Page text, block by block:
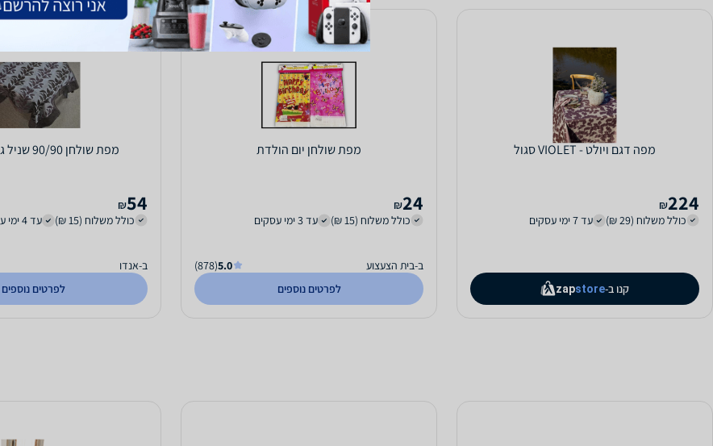
מפה דגם ויולט - VIOLET סגול
224
₪
כולל משלוח (29 ₪)
עד 7 ימי עסקים
קנו ב- zapstore
מפת שולחן יום הולדת
24
₪
כולל משלוח (15 ₪)
עד 3 ימי עסקים
ב-בית הצעצוע 5.0
(878)
לפרטים נוספים
מפת שולחן 90/90 שניל ג'קארד 205
54
₪
כולל משלוח (15 ₪)
עד 4 ימי עסקים
ב-אנדו
לפרטים נוספים